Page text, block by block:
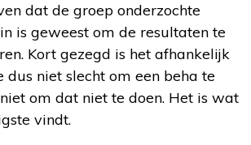
dat de groep onderzochte
is geweest om de resultaten te
Kort gezegd is het afhankelijk
niet slecht om een beha te
om dat niet te doen. Het is wat
vindt.